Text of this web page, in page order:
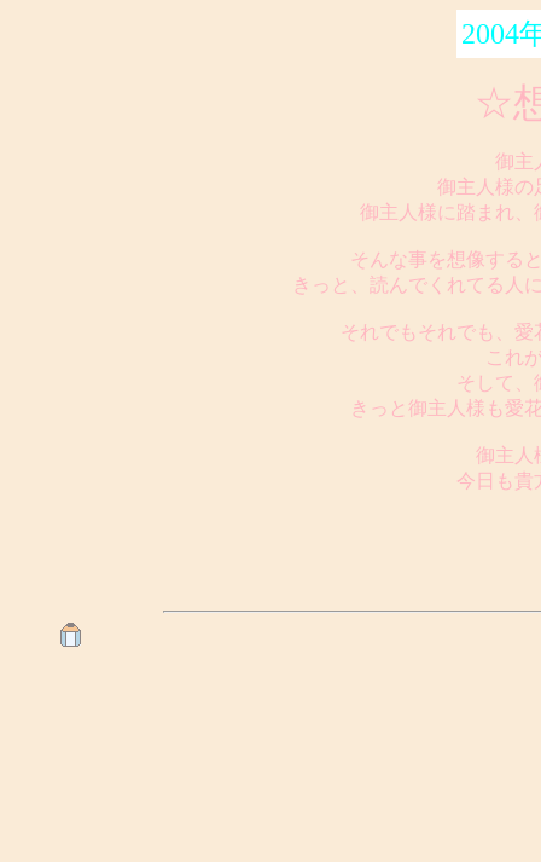
2004
☆
御主
御主人様の
御主人様に踏まれ、
そんな事を想像する
きっと、読んでくれてる人
それでもそれでも、
これ
そして、
きっと御主人様も愛
御主人
今日も貴